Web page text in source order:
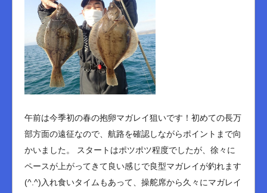
午前は今季初の春の抱卵マガレイ狙いです！初めての長万
部方面の遠征なので、航路を確認しながらポイントまで向
かいました。 スタートはポツポツ程度でしたが、徐々に
ペースが上がってきて良い感じで良型マガレイが釣れます
(^.^)入れ食いタイムもあって、操舵席から久々にマガレイ